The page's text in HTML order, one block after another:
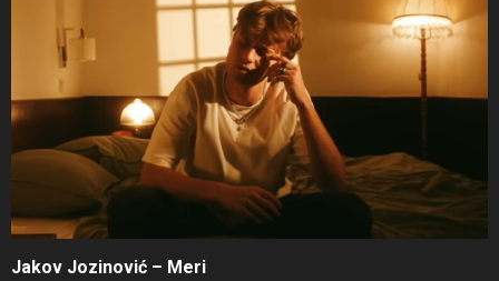
Jakov Jozinović – Meri